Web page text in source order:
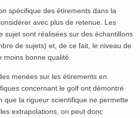
spécifique des étirements dans la
avec plus de retenue. Les
sujet sont réalisées sur des échantillons
de sujets) et, de ce fait, le niveau de
moins bonne qualité.
menées sur les étirements en
concernant le golf ont démontré
que la rigueur scientifique ne permette
extrapolations, on peut donc